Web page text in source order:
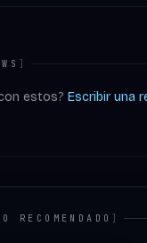
]
estos? Escribir una
RECOMENDADO ]